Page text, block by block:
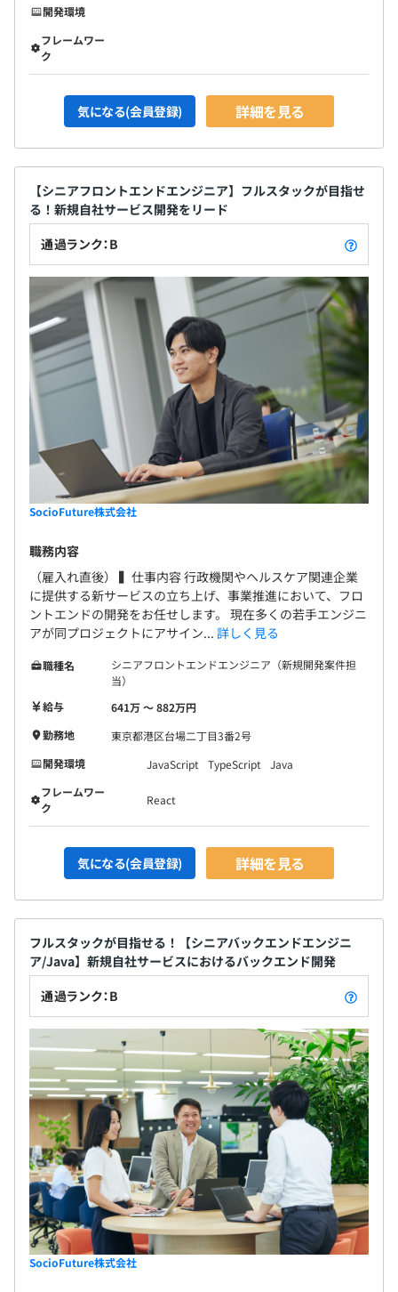
開発環境
フレームワー
ク
気になる(会員登録) 詳細を見る
【シニアフロントエンドエンジニア】フルスタックが目指せ
る！新規自社サービス開発をリード
通過ランク：B
SocioFuture株式会社
職務内容
（雇入れ直後） ▍仕事内容 行政機関やヘルスケア関連企業
に提供する新サービスの立ち上げ、事業推進において、フロ
ントエンドの開発をお任せします。 現在多くの若手エンジニ
アが同プロジェクトにアサイン... 詳しく見る
職種名
シニアフロントエンドエンジニア（新規開発案件担
当）
給与
641万 〜 882万円
勤務地
東京都港区台場二丁目3番2号
開発環境
JavaScript TypeScript
Java
フレームワー
ク
React
気になる(会員登録) 詳細を見る
フルスタックが目指せる！【シニアバックエンドエンジニ
ア/Java】新規自社サービスにおけるバックエンド開発
通過ランク：B
SocioFuture株式会社